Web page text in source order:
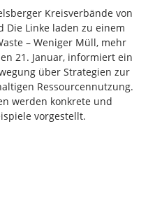
Kreisverbände von
Die Linke laden zu einem
– Weniger Müll, mehr
21. Januar, informiert ein
über Strategien zur
Ressourcennutzung.
werden konkrete und
vorgestellt.